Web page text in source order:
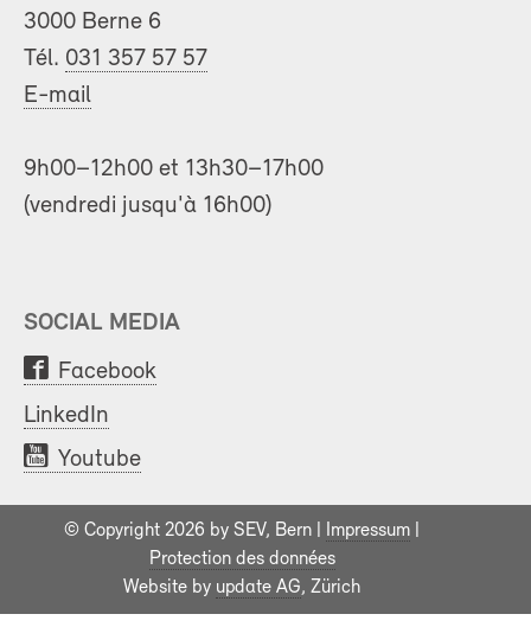
3000 Berne 6
Tél. 031 357 57 57
E-mail
9h00–12h00 et 13h30–17h00
(vendredi jusqu'à 16h00)
SOCIAL MEDIA
Facebook
LinkedIn
Youtube
© Copyright 2026 by SEV, Bern | Impressum
Protection des données
Website by update AG, Zürich